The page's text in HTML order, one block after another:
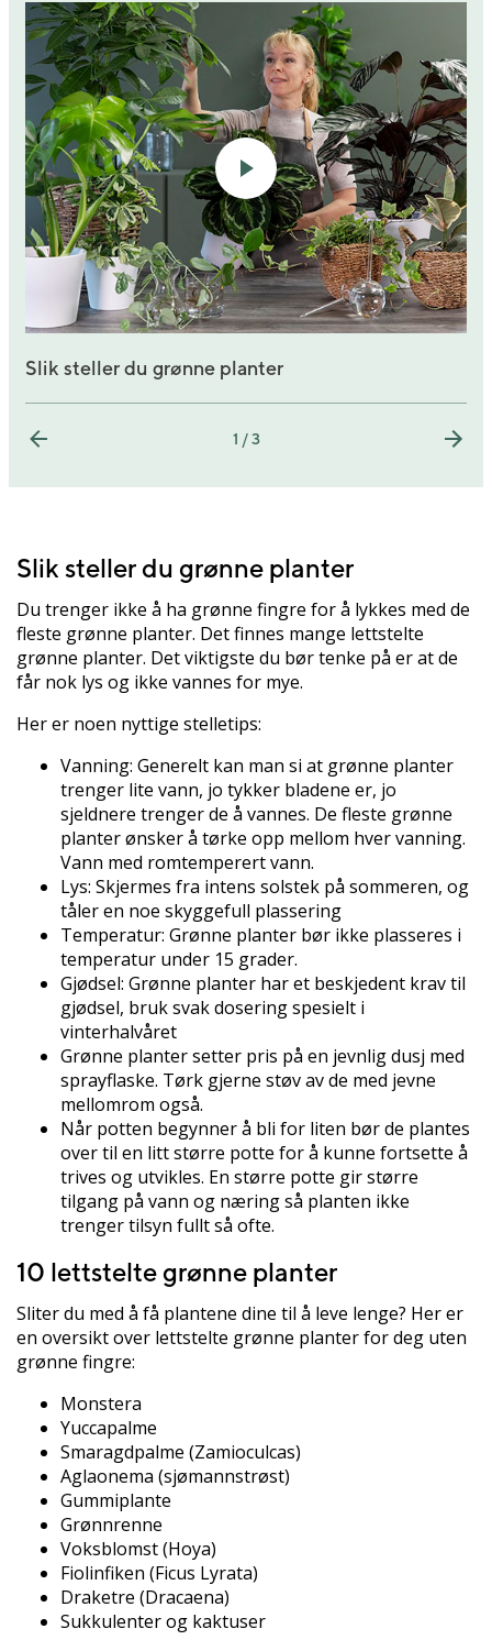
Slik steller du grønne planter
1 / 3
Slik steller du grønne planter
Du trenger ikke å ha grønne fingre for å lykkes med de
fleste grønne planter. Det finnes mange lettstelte
grønne planter. Det viktigste du bør tenke på er at de
får nok lys og ikke vannes for mye.
Her er noen nyttige stelletips:
Vanning: Generelt kan man si at grønne planter
trenger lite vann, jo tykker bladene er, jo
sjeldnere trenger de å vannes. De fleste grønne
planter ønsker å tørke opp mellom hver vanning.
Vann med romtemperert vann.
Lys: Skjermes fra intens solstek på sommeren, og
tåler en noe skyggefull plassering
Temperatur: Grønne planter bør ikke plasseres i
temperatur under 15 grader.
Gjødsel: Grønne planter har et beskjedent krav til
gjødsel, bruk svak dosering spesielt i
vinterhalvåret
Grønne planter setter pris på en jevnlig dusj med
sprayflaske. Tørk gjerne støv av de med jevne
mellomrom også.
Når potten begynner å bli for liten bør de plantes
over til en litt større potte for å kunne fortsette å
trives og utvikles. En større potte gir større
tilgang på vann og næring så planten ikke
trenger tilsyn fullt så ofte.
10 lettstelte grønne planter
Sliter du med å få plantene dine til å leve lenge? Her er
en oversikt over lettstelte grønne planter for deg uten
grønne fingre:
Monstera
Yuccapalme
Smaragdpalme (Zamioculcas)
Aglaonema (sjømannstrøst)
Gummiplante
Grønnrenne
Voksblomst (Hoya)
Fiolinfiken (Ficus Lyrata)
Draketre (Dracaena)
Sukkulenter og kaktuser